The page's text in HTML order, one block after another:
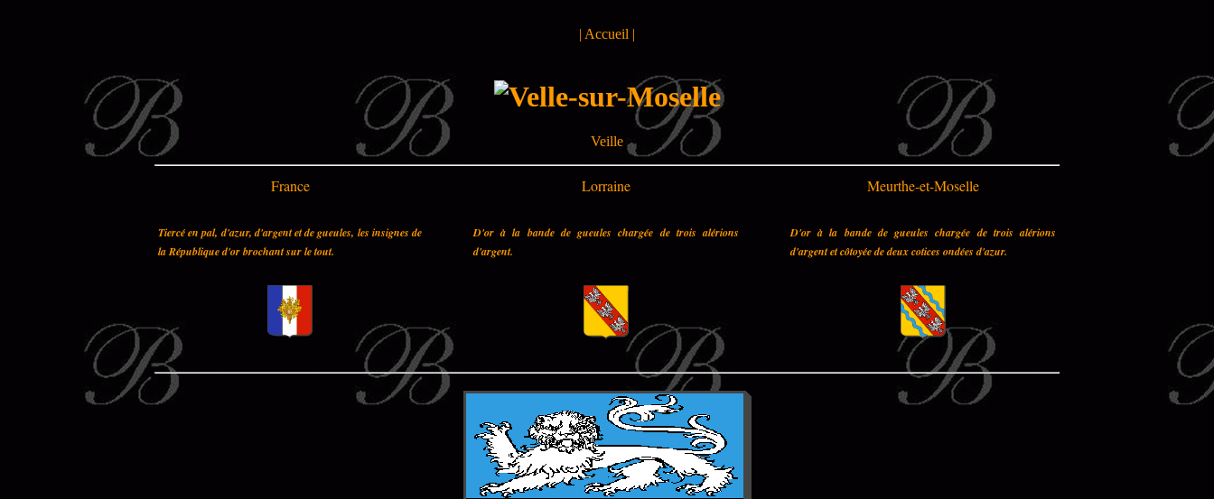
| Accueil |
Veille
France Lorraine Meurthe-et-Moselle
Tiercé en pal, d'azur, d'argent et de gueules, les insignes de
la République d'or brochant sur le tout.
D'or à la bande de gueules chargée de trois alérions
d'argent.
D'or à la bande de gueules chargée de trois alérions
d'argent et côtoyée de deux cotices ondées d'azur.